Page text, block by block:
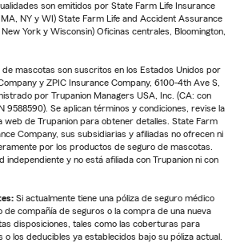
son emitidos por State Farm Life Insurance
MA, NY y WI) State Farm Life and Accident Assurance
York y Wisconsin) Oficinas centrales, Bloomington,
de mascotas son suscritos en los Estados Unidos por
y ZPIC Insurance Company, 6100-4th Ave S,
por Trupanion Managers USA, Inc. (CA: con
9588590). Se aplican términos y condiciones, revise la
web de Trupanion para obtener detalles. State Farm
Company, sus subsidiarias y afiliadas no ofrecen ni
por los productos de seguro de mascotas.
independiente y no está afiliada con Trupanion ni con
Si actualmente tiene una póliza de seguro médico
de compañía de seguros o la compra de una nueva
disposiciones, tales como las coberturas para
los deducibles ya establecidos bajo su póliza actual.